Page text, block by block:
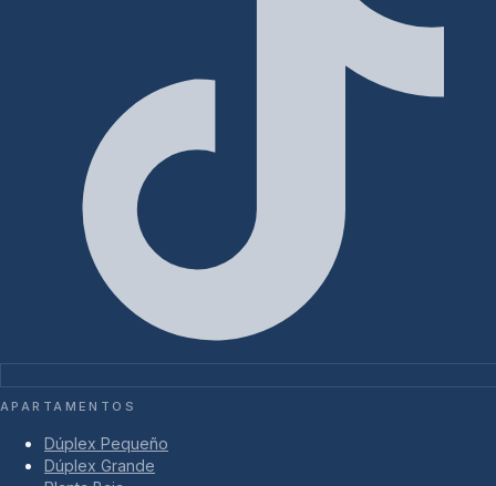
APARTAMENTOS
Dúplex Pequeño
Dúplex Grande